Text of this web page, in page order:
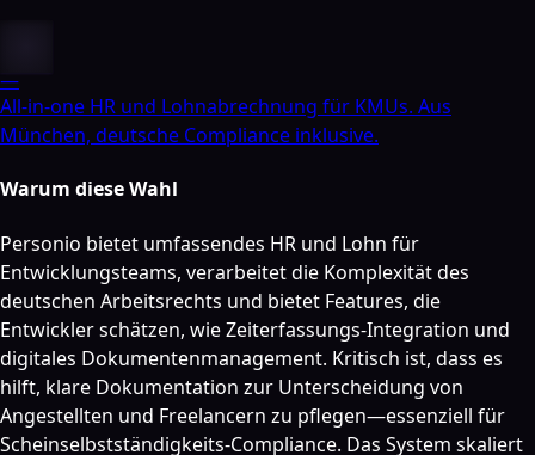
—
All-in-one HR und Lohnabrechnung für KMUs. Aus
München, deutsche Compliance inklusive.
Warum diese Wahl
Personio bietet umfassendes HR und Lohn für
Entwicklungsteams, verarbeitet die Komplexität des
deutschen Arbeitsrechts und bietet Features, die
Entwickler schätzen, wie Zeiterfassungs-Integration und
digitales Dokumentenmanagement. Kritisch ist, dass es
hilft, klare Dokumentation zur Unterscheidung von
Angestellten und Freelancern zu pflegen—essenziell für
Scheinselbstständigkeits-Compliance. Das System skaliert